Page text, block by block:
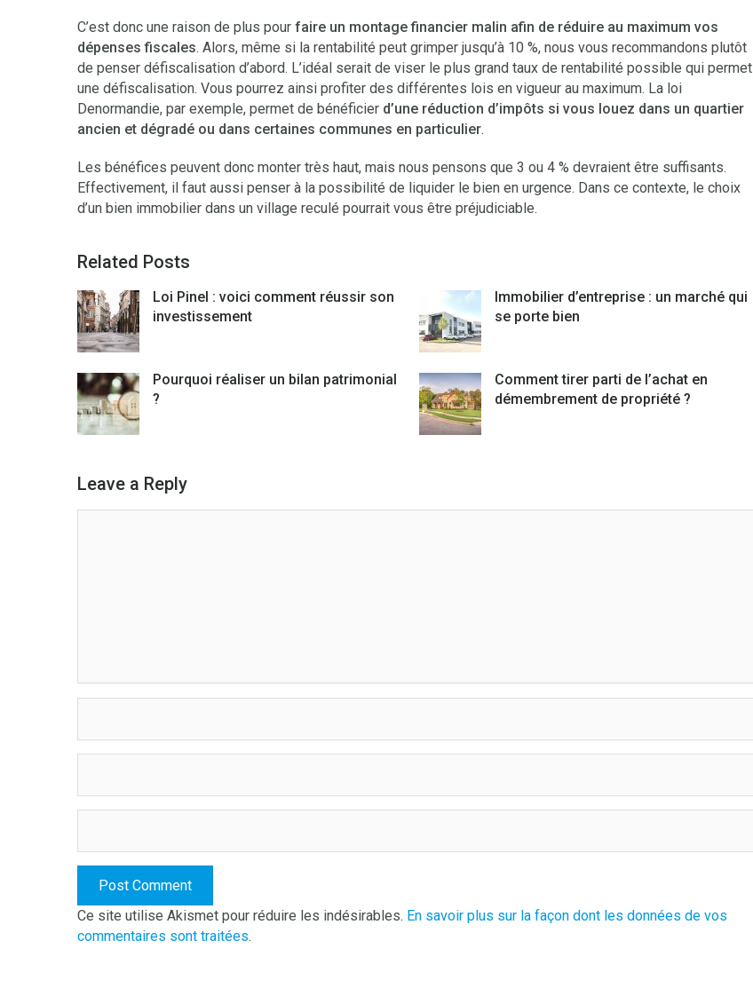
C’est donc une raison de plus pour faire un montage financier malin afin de réduire au maximum vos
dépenses fiscales. Alors, même si la rentabilité peut grimper jusqu’à 10 %, nous vous recommandons plutôt
de penser défiscalisation d’abord. L’idéal serait de viser le plus grand taux de rentabilité possible qui permet
une défiscalisation. Vous pourrez ainsi profiter des différentes lois en vigueur au maximum. La loi
Denormandie, par exemple, permet de bénéficier d’une réduction d’impôts si vous louez dans un quartier
ancien et dégradé ou dans certaines communes en particulier.
Les bénéfices peuvent donc monter très haut, mais nous pensons que 3 ou 4 % devraient être suffisants.
Effectivement, il faut aussi penser à la possibilité de liquider le bien en urgence. Dans ce contexte, le choix
d’un bien immobilier dans un village reculé pourrait vous être préjudiciable.
Related Posts
Loi Pinel : voici comment réussir son
investissement
Immobilier d’entreprise : un marché qui
se porte bien
Pourquoi réaliser un bilan patrimonial
?
Comment tirer parti de l’achat en
démembrement de propriété ?
Leave a Reply
Ce site utilise Akismet pour réduire les indésirables. En savoir plus sur la façon dont les données de vos
commentaires sont traitées.